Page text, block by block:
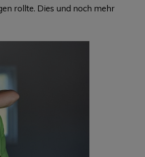
rollte. Dies und noch mehr